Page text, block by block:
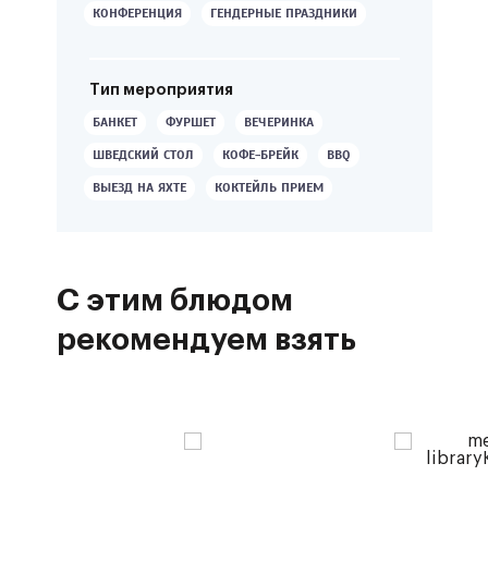
КОНФЕРЕНЦИЯ ГЕНДЕРНЫЕ ПРАЗДНИКИ
Тип мероприятия
БАНКЕТ ФУРШЕТ ВЕЧЕРИНКА
ШВЕДСКИЙ СТОЛ КОФЕ-БРЕЙК BBQ
ВЫЕЗД НА ЯХТЕ КОКТЕЙЛЬ ПРИЕМ
С этим блюдом
рекомендуем взять